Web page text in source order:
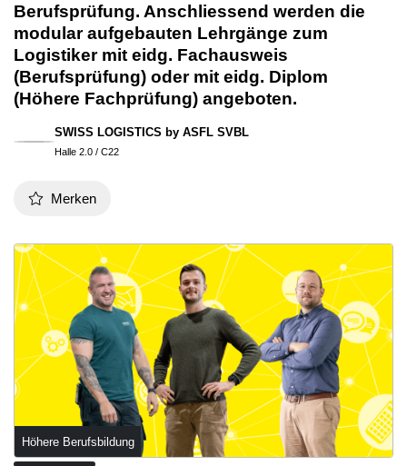
Berufsprüfung. Anschliessend werden die
modular aufgebauten Lehrgänge zum
Logistiker mit eidg. Fachausweis
(Berufsprüfung) oder mit eidg. Diplom
(Höhere Fachprüfung) angeboten.
SWISS LOGISTICS by ASFL SVBL
Halle 2.0 / C22
Merken
Höhere Berufsbildung